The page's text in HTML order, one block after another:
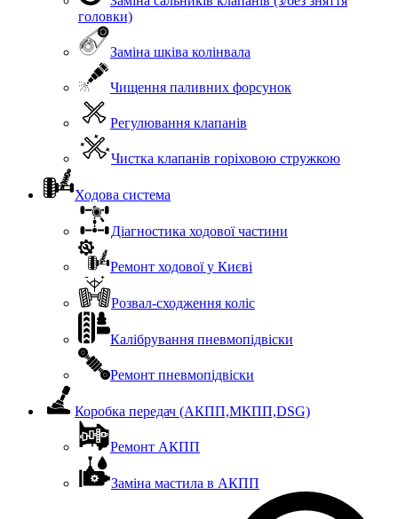
головки)
Заміна шківа колінвала
Чищення паливних форсунок
Регулювання клапанів
Чистка клапанів горіховою стружкою
Ходова система
Діагностика ходової частини
Ремонт ходової у Києві
Розвал-сходження коліс
Калібрування пневмопідвіски
Ремонт пневмопідвіски
Коробка передач (АКПП,МКПП,DSG)
Ремонт АКПП
Заміна мастила в АКПП